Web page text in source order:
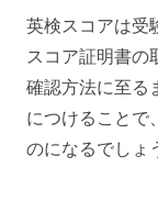
英検スコアは受
スコア証明書の
確認方法に至る
につけることで
のになるでしょ